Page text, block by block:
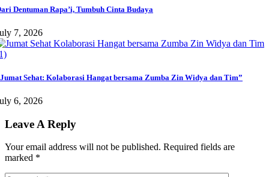
Dentuman Rapa’i, Tumbuh Cinta Budaya
7, 2026
Sehat: Kolaborasi Hangat bersama Zumba Zin Widya dan Tim”
6, 2026
Leave A Reply
Your email address will not be published. Required fields are
marked *